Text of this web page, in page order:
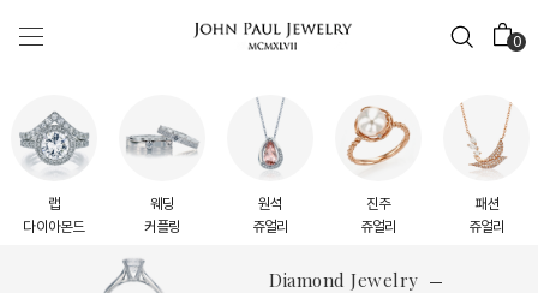
0
랩
다이아몬드
웨딩
커플링
원석
쥬얼리
진주
쥬얼리
패션
쥬얼리
Diamond Jewelry